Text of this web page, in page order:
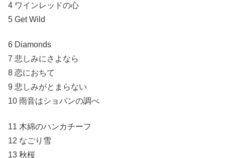
4 ワインレッドの心
5 Get Wild
6 Diamonds
7 悲しみにさよなら
8 恋におちて
9 悲しみがとまらない
10 雨音はショパンの調べ
11 木綿のハンカチーフ
12 なごり雪
13 秋桜